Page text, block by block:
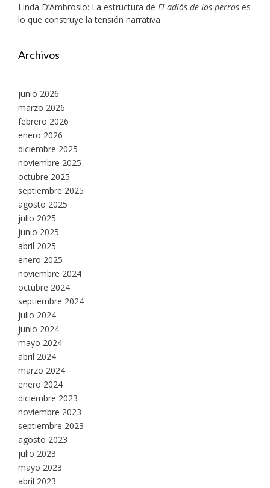
Linda D’Ambrosio: La estructura de El adiós de los perros es
lo que construye la tensión narrativa
Archivos
junio 2026
marzo 2026
febrero 2026
enero 2026
diciembre 2025
noviembre 2025
octubre 2025
septiembre 2025
agosto 2025
julio 2025
junio 2025
abril 2025
enero 2025
noviembre 2024
octubre 2024
septiembre 2024
julio 2024
junio 2024
mayo 2024
abril 2024
marzo 2024
enero 2024
diciembre 2023
noviembre 2023
septiembre 2023
agosto 2023
julio 2023
mayo 2023
abril 2023